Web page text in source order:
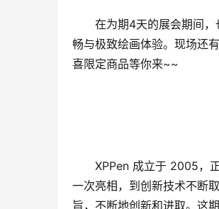
在为期4天的展会期间，
畅与极致绘画体验。现场还
喜限定商品等你来~~
XPPen 成立于 2005，
一次亮相，到创新技术不断
旨，不断地创新和进取。这